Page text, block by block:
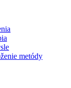
metódy